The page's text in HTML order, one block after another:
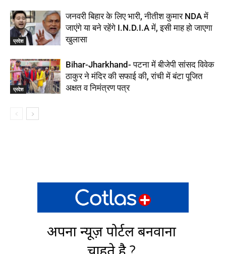
प्रदेश
जनवरी बिहार के लिए भारी, नीतीश कुमार NDA में
जाएंगे या बने रहेंगे I.N.D.I.A में, इसी माह हो जाएगा
खुलासा
प्रदेश
Bihar-Jharkhand- पटना में बीजेपी सांसद विवेक
ठाकुर ने मंदिर की सफाई की, रांची में बंटा पूजित
अक्षत व निमंत्रण पत्र